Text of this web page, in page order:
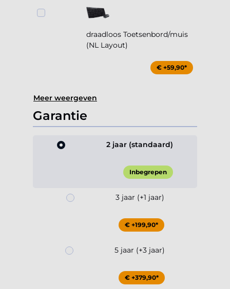
draadloos Toetsenbord/muis
(NL Layout)
€ +59,90*
Meer weergeven
Garantie
2 jaar (standaard)
Inbegrepen
3 jaar (+1 jaar)
€ +199,90*
5 jaar (+3 jaar)
€ +379,90*